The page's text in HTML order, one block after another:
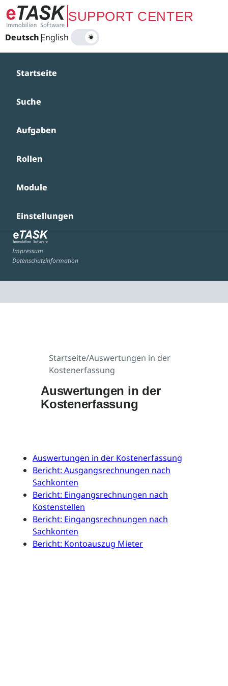
Zum Hauptinhalt springenSUPPORT CENTER
Deutsch|
English
Startseite
Suche
Aufgaben
Rollen
Module
Einstellungen
Impressum
Datenschutzinformation
Startseite/Auswertungen in der
Kostenerfassung
Auswertungen in der
Kostenerfassung
Auswertungen in der Kostenerfassung
Bericht: Ausgangsrechnungen nach
Sachkonten
Bericht: Eingangsrechnungen nach
Kostenstellen
Bericht: Eingangsrechnungen nach
Sachkonten
Bericht: Kontoauszug Mieter